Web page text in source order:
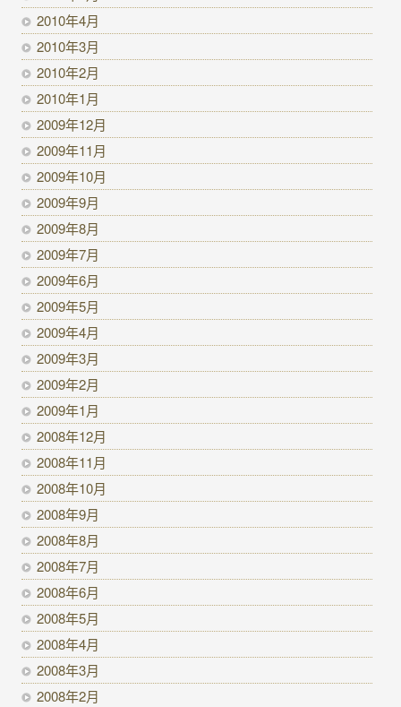
2010年4月
2010年3月
2010年2月
2010年1月
2009年12月
2009年11月
2009年10月
2009年9月
2009年8月
2009年7月
2009年6月
2009年5月
2009年4月
2009年3月
2009年2月
2009年1月
2008年12月
2008年11月
2008年10月
2008年9月
2008年8月
2008年7月
2008年6月
2008年5月
2008年4月
2008年3月
2008年2月